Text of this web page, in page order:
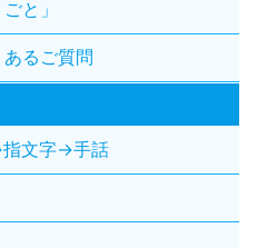
と」
るご質問
指文字→手話